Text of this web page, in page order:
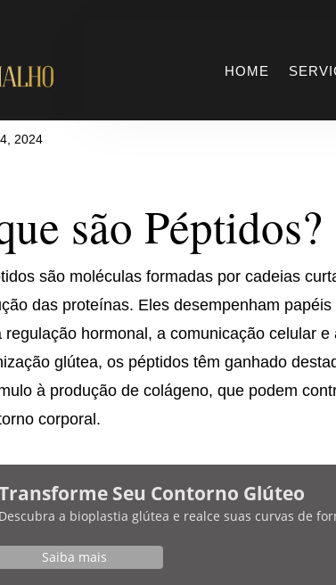
HOME
é Péptidos
2024
são Péptidos?
são moléculas formadas por cadeias
das proteínas. Eles desempenham
regulação hormonal, a comunicação celular
glútea, os péptidos têm ganhado
à produção de colágeno, que podem
corporal.
Seu Contorno Glúteo
Descubra a bioplastia glútea e realce suas curvas de
Saiba mais